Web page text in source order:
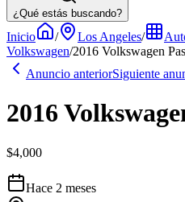
¿Qué estás buscando?
Inicio / Los Angeles/
Volkswagen/2016 Volkswagen
Anuncio anteriorSiguiente
2016
$4,000
Hace 2 meses